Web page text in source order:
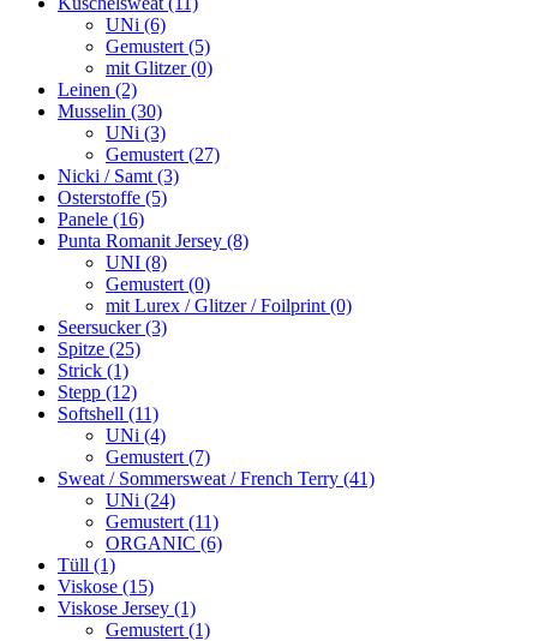
UNi (6)
Gemustert (5)
mit Glitzer (0)
Leinen (2)
Musselin (30)
UNi (3)
Gemustert (27)
Nicki / Samt (3)
Osterstoffe (5)
Panele (16)
Punta Romanit Jersey (8)
UNI (8)
Gemustert (0)
mit Lurex / Glitzer / Foilprint (0)
Seersucker (3)
Spitze (25)
Strick (1)
Stepp (12)
Softshell (11)
UNi (4)
Gemustert (7)
Sweat / Sommersweat / French Terry (41)
UNi (24)
Gemustert (11)
ORGANIC (6)
Tüll (1)
Viskose (15)
Viskose Jersey (1)
Gemustert (1)